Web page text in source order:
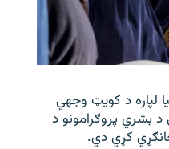
لپاره د کویټ وجهي
بشري پروګرامونو د
کړي دي.